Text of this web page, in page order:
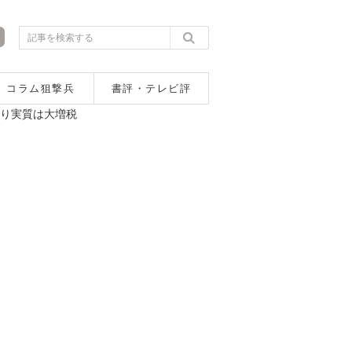
コラム狙撃兵 書評・テレビ評
実質は大増税